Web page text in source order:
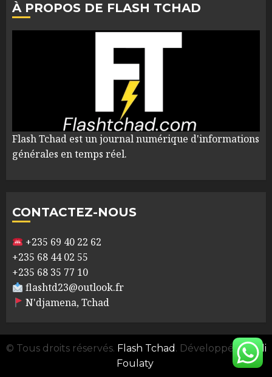
À PROPOS DE FLASH TCHAD
Flash Tchad est un journal numérique d'informations
générales en temps réel.
CONTACTEZ-NOUS
+235 69 40 22 62
+235 68 44 02 55
+235 68 35 77 10
flashtd23@outlook.fr
N'djamena, Tchad
© Tous droits réservés. Flash Tchad . Développé parAli
Foulaty